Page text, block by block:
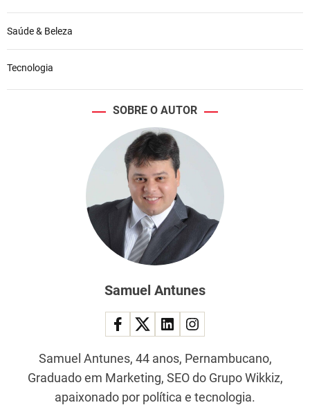
Saúde & Beleza
Tecnologia
SOBRE O AUTOR
Samuel Antunes
Samuel Antunes, 44 anos, Pernambucano,
Graduado em Marketing, SEO do Grupo Wikkiz,
apaixonado por política e tecnologia.